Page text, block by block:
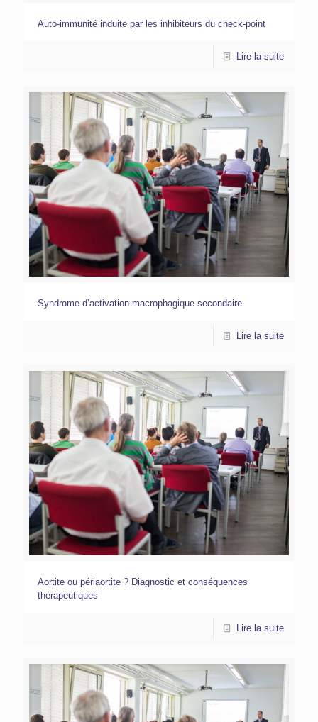
Auto-immunité induite par les inhibiteurs du check-point
Lire la suite
Syndrome d’activation macrophagique secondaire
Lire la suite
Aortite ou périaortite ? Diagnostic et conséquences
thérapeutiques
Lire la suite